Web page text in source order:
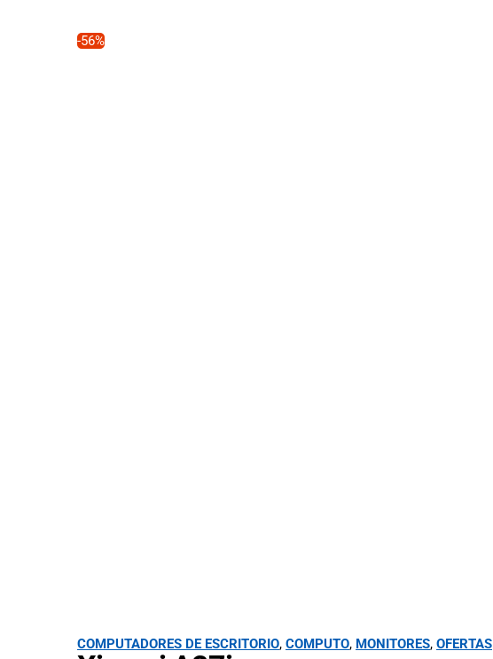
-56%
COMPUTADORES DE ESCRITORIO, COMPUTO, MONITORES, OFERTAS